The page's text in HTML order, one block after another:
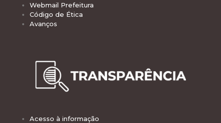
Webmail Prefeitura
Código de Ética
Avanços
Acesso à informação